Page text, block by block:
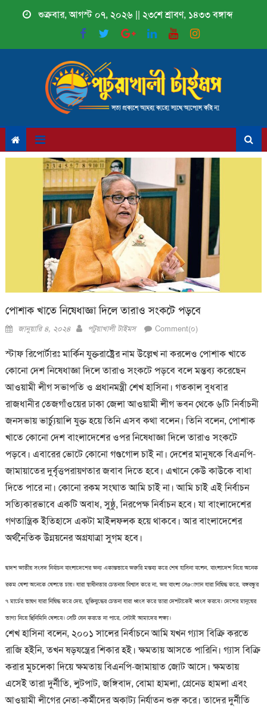
শুক্রবার, আগস্ট ০৭, ২০২৬ || ২৩শে শ্রাবণ, ১৪৩৩ বঙ্গাব্দ
পোশাক খাতে নিষেধাজ্ঞা দিলে তারাও সংকটে পড়বে
Posted
জানুয়ারি ৪, ২০২৪ Author
পটুয়াখালী টাইমস Comment(০)
স্টাফ রিপোর্টারঃ মার্কিন যুক্তরাষ্ট্রের নাম উল্লেখ না করলেও পোশাক খাতে
কোনো দেশ নিষেধাজ্ঞা দিলে তারাও সংকটে পড়বে বলে মন্তব্য করেছেন
আওয়ামী লীগ সভাপতি ও প্রধানমন্ত্রী শেখ হাসিনা। গতকাল বুধবার
রাজধানীর তেজগাঁওয়ের ঢাকা জেলা আওয়ামী লীগ ভবন থেকে ৬টি নির্বাচনী
জনসভায় ভার্চ্যুয়ালি যুক্ত হয়ে তিনি এসব কথা বলেন। তিনি বলেন, পোশাক
খাতে কোনো দেশ বাংলাদেশের ওপর নিষেধাজ্ঞা দিলে তারাও সংকটে
পড়বে। এবারের ভোটে কোনো গণ্ডগোল চাই না। দেশের মানুষকে বিএনপি-
জামায়াতের দুর্বৃত্তপরায়ণতার জবাব দিতে হবে। এখানে কেউ কাউকে বাধা
দিতে পারে না। কোনো রকম সংঘাত আমি চাই না। আমি চাই এই নির্বাচন
সত্যিকারভাবে একটি অবাধ, সুষ্ঠু, নিরপেক্ষ নির্বাচন হবে। যা বাংলাদেশের
গণতান্ত্রিক ইতিহাসে একটা মাইলফলক হয়ে থাকবে। আর বাংলাদেশের
অর্থনৈতিক উন্নয়নের অগ্রযাত্রা সুগম হবে।
দ্বাদশ জাতীয় সংসদ নির্বাচন বাংলাদেশের জন্য একান্তভাবে জরুরি মন্তব্য করে শেখ হাসিনা বলেন, বাংলাদেশ নিয়ে অনেক
রকম খেলা অনেকে খেলতে চায়। যারা স্বাধীনতার চেতনায় বিশ্বাস করে না, জয় বাংলা সেøাগান যারা নিষিদ্ধ করে, বঙ্গবন্ধুর
৭ মার্চের ভাষণ যারা নিষিদ্ধ করে দেয়, মুক্তিযুদ্ধের চেতনা যারা ধ্বংস করে তারা দেশটাকেই ধ্বংস করবে। দেশের মানুষের
ভাগ্য নিয়ে ছিনিমিনি খেলবে। সেটি যেন করতে না পারে, সেটাই আমাদের লক্ষ্য।
শেখ হাসিনা বলেন, ২০০১ সালের নির্বাচনে আমি যখন গ্যাস বিক্রি করতে
রাজি হইনি, তখন ষড়যন্ত্রের শিকার হই। ক্ষমতায় আসতে পারিনি। গ্যাস বিক্রি
করার মুচলেকা দিয়ে ক্ষমতায় বিএনপি-জামায়াত জোট আসে। ক্ষমতায়
এসেই তারা দুর্নীতি, লুটপাট, জঙ্গিবাদ, বোমা হামলা, গ্রেনেড হামলা এবং
আওয়ামী লীগের নেতা-কর্মীদের অকাট্য নির্যাতন শুরু করে। তাদের দুর্নীতি